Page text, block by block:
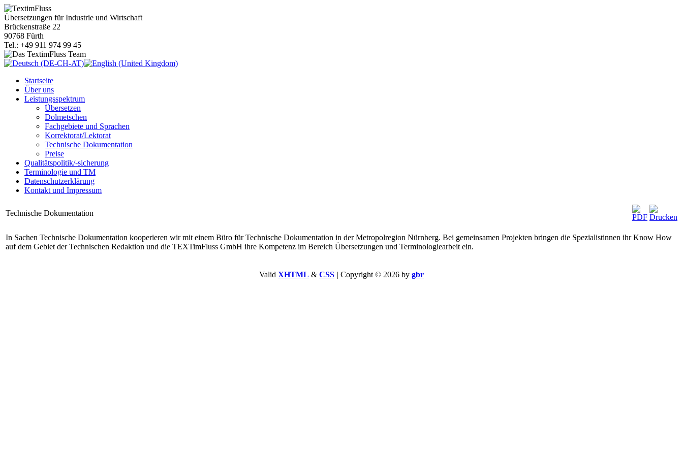
Übersetzungen für Industrie und Wirtschaft
Brückenstraße 22
90768 Fürth
Tel.: +49 911 974 99 45
Startseite
Über uns
Leistungsspektrum
Übersetzen
Dolmetschen
Fachgebiete und Sprachen
Korrektorat/Lektorat
Technische Dokumentation
Preise
Qualitätspolitik/-sicherung
Terminologie und TM
Datenschutzerklärung
Kontakt und Impressum
Technische Dokumentation
In Sachen Technische Dokumentation kooperieren wir mit einem Büro für Technische Dokumentation in der Metropolregion Nürnberg. Bei gemeinsamen Projekten bringen die Spezialistinnen ihr Know How
auf dem Gebiet der Technischen Redaktion und die TEXTimFluss GmbH ihre Kompetenz im Bereich Übersetzungen und Terminologiearbeit ein.
Valid XHTML & CSS | Copyright © 2026 by gbr